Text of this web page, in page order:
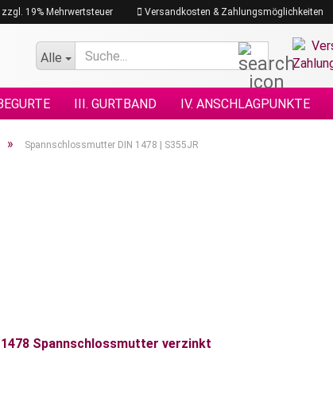
zzgl. 19% Mehrwertsteuer Versandkosten & Zahlungsmöglichkeiten
Alle
Suche...
III. GURTBAND IV. ANSCHLAGPUNKTE
» Spannschlossmutter DIN 1478 | S355JR